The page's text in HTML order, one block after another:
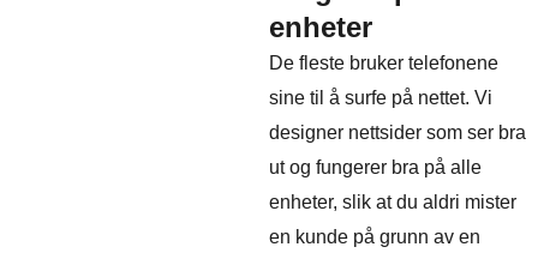
enheter
De fleste bruker telefonene
sine til å surfe på nettet. Vi
designer nettsider som ser bra
ut og fungerer bra på alle
enheter, slik at du aldri mister
en kunde på grunn av en